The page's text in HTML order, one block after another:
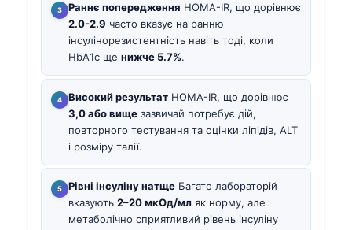
Раннє попередження HOMA-IR, що дорівнює
2.0-2.9 часто вказує на ранню
інсулінорезистентність навіть тоді, коли
HbA1c ще нижче 5.7%.
Високий результат HOMA-IR, що дорівнює
3,0 або вище зазвичай потребує дій,
повторного тестування та оцінки ліпідів, ALT
і розміру талії.
Рівні інсуліну натще Багато лабораторій
вказують 2–20 мкОд/мл як норму, але
метаболічно сприятливий рівень інсуліну